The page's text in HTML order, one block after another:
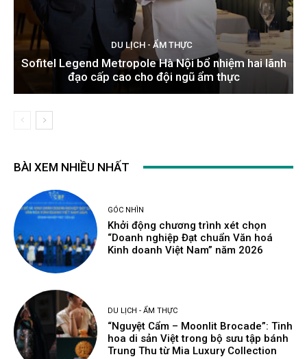
DU LỊCH - ẨM THỰC
Sofitel Legend Metropole Hà Nội bổ nhiệm hai lãnh
đạo cấp cao cho đội ngũ ẩm thực
BÀI XEM NHIỀU NHẤT
GÓC NHÌN
Khởi động chương trình xét chọn
“Doanh nghiệp Đạt chuẩn Văn hoá
Kinh doanh Việt Nam” năm 2026
DU LỊCH - ẨM THỰC
“Nguyệt Cẩm – Moonlit Brocade”: Tinh
hoa di sản Việt trong bộ sưu tập bánh
Trung Thu từ Mia Luxury Collection